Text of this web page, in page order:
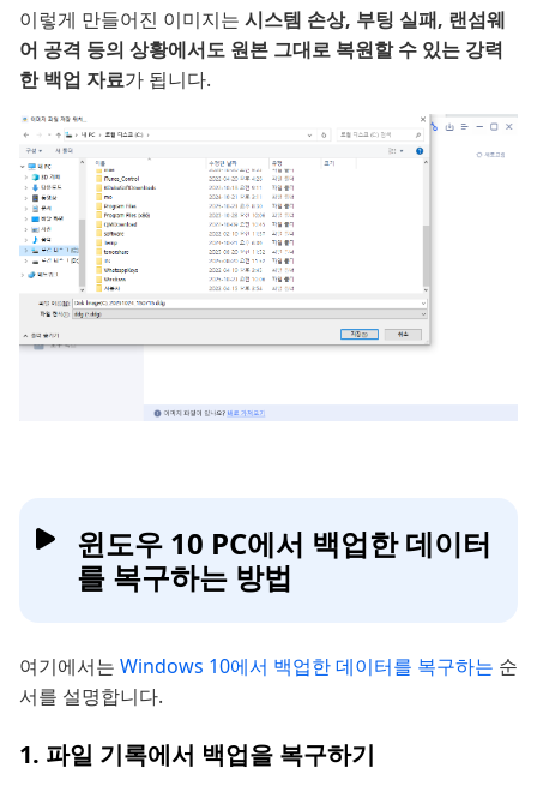
이렇게 만들어진 이미지는 시스템 손상, 부팅 실패, 랜섬웨
어 공격 등의 상황에서도 원본 그대로 복원할 수 있는 강력
한 백업 자료가 됩니다.
윈도우 10 PC에서 백업한 데이터
를 복구하는 방법
여기에서는 Windows 10에서 백업한 데이터를 복구하는 순
서를 설명합니다.
1. 파일 기록에서 백업을 복구하기